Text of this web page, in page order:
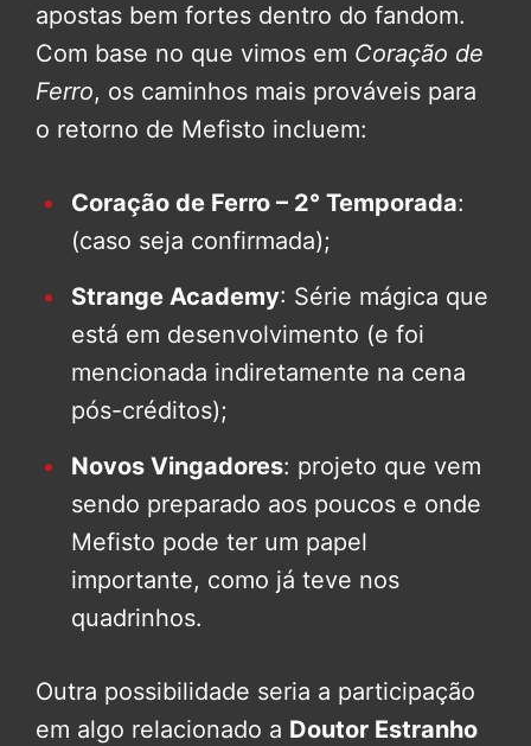
apostas bem fortes dentro do fandom.
Com base no que vimos em Coração de
Ferro, os caminhos mais prováveis para
o retorno de Mefisto incluem:
Coração de Ferro – 2° Temporada:
(caso seja confirmada);
Strange Academy: Série mágica que
está em desenvolvimento (e foi
mencionada indiretamente na cena
pós-créditos);
Novos Vingadores: projeto que vem
sendo preparado aos poucos e onde
Mefisto pode ter um papel
importante, como já teve nos
quadrinhos.
Outra possibilidade seria a participação
em algo relacionado a Doutor Estranho